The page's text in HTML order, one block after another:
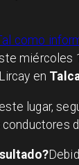
como
miércoles
en
lugar,